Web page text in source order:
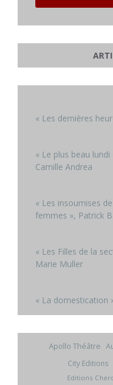
« Les dernières
« Le plus beau
Camille Andrea
« Les insoumises
femmes », Patrick
« Les Filles de la
Marie Muller
« La domestication
Apollo Théâtre
City Editions
Editions